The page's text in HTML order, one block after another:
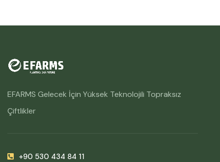
EFARMS Gelecek İçin Yüksek Teknolojili Topraksız
Çiftlikler
+90 530 434 84 11